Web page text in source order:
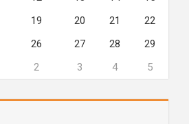
19 20 21
22
26 27 28
29
2 3 4 5